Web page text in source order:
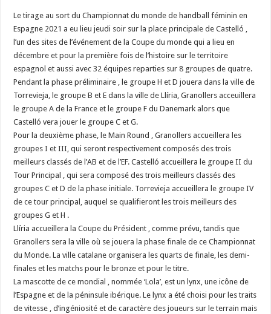
Le tirage au sort du Championnat du monde de handball féminin en
Espagne 2021 a eu lieu jeudi soir sur la place principale de Castelló ,
l’un des sites de l’événement de la Coupe du monde qui a lieu en
décembre et pour la première fois de l’histoire sur le territoire
espagnol et aussi avec 32 équipes reparties sur 8 groupes de quatre.
Pendant la phase préliminaire , le groupe H et D jouera dans la ville de
Torrevieja, le groupe B et E dans la ville de Llíria, Granollers acceuillera
le groupe A de la France et le groupe F du Danemark alors que
Castelló vera jouer le groupe C et G.
Pour la deuxième phase, le Main Round , Granollers accueillera les
groupes I et III, qui seront respectivement composés des trois
meilleurs classés de l’AB et de l’EF. Castelló accueillera le groupe II du
Tour Principal , qui sera composé des trois meilleurs classés des
groupes C et D de la phase initiale. Torrevieja accueillera le groupe IV
de ce tour principal, auquel se qualifieront les trois meilleurs des
groupes G et H .
Llíria accueillera la Coupe du Président , comme prévu, tandis que
Granollers sera la ville où se jouera la phase finale de ce Championnat
du Monde. La ville catalane organisera les quarts de finale, les demi-
finales et les matchs pour le bronze et pour le titre.
La mascotte de ce mondial , nommée ‘Lola’, est un lynx, une icône de
l’Espagne et de la péninsule ibérique. Le lynx a été choisi pour les traits
de vitesse , d’ingéniosité et de caractère des joueurs sur le terrain mais